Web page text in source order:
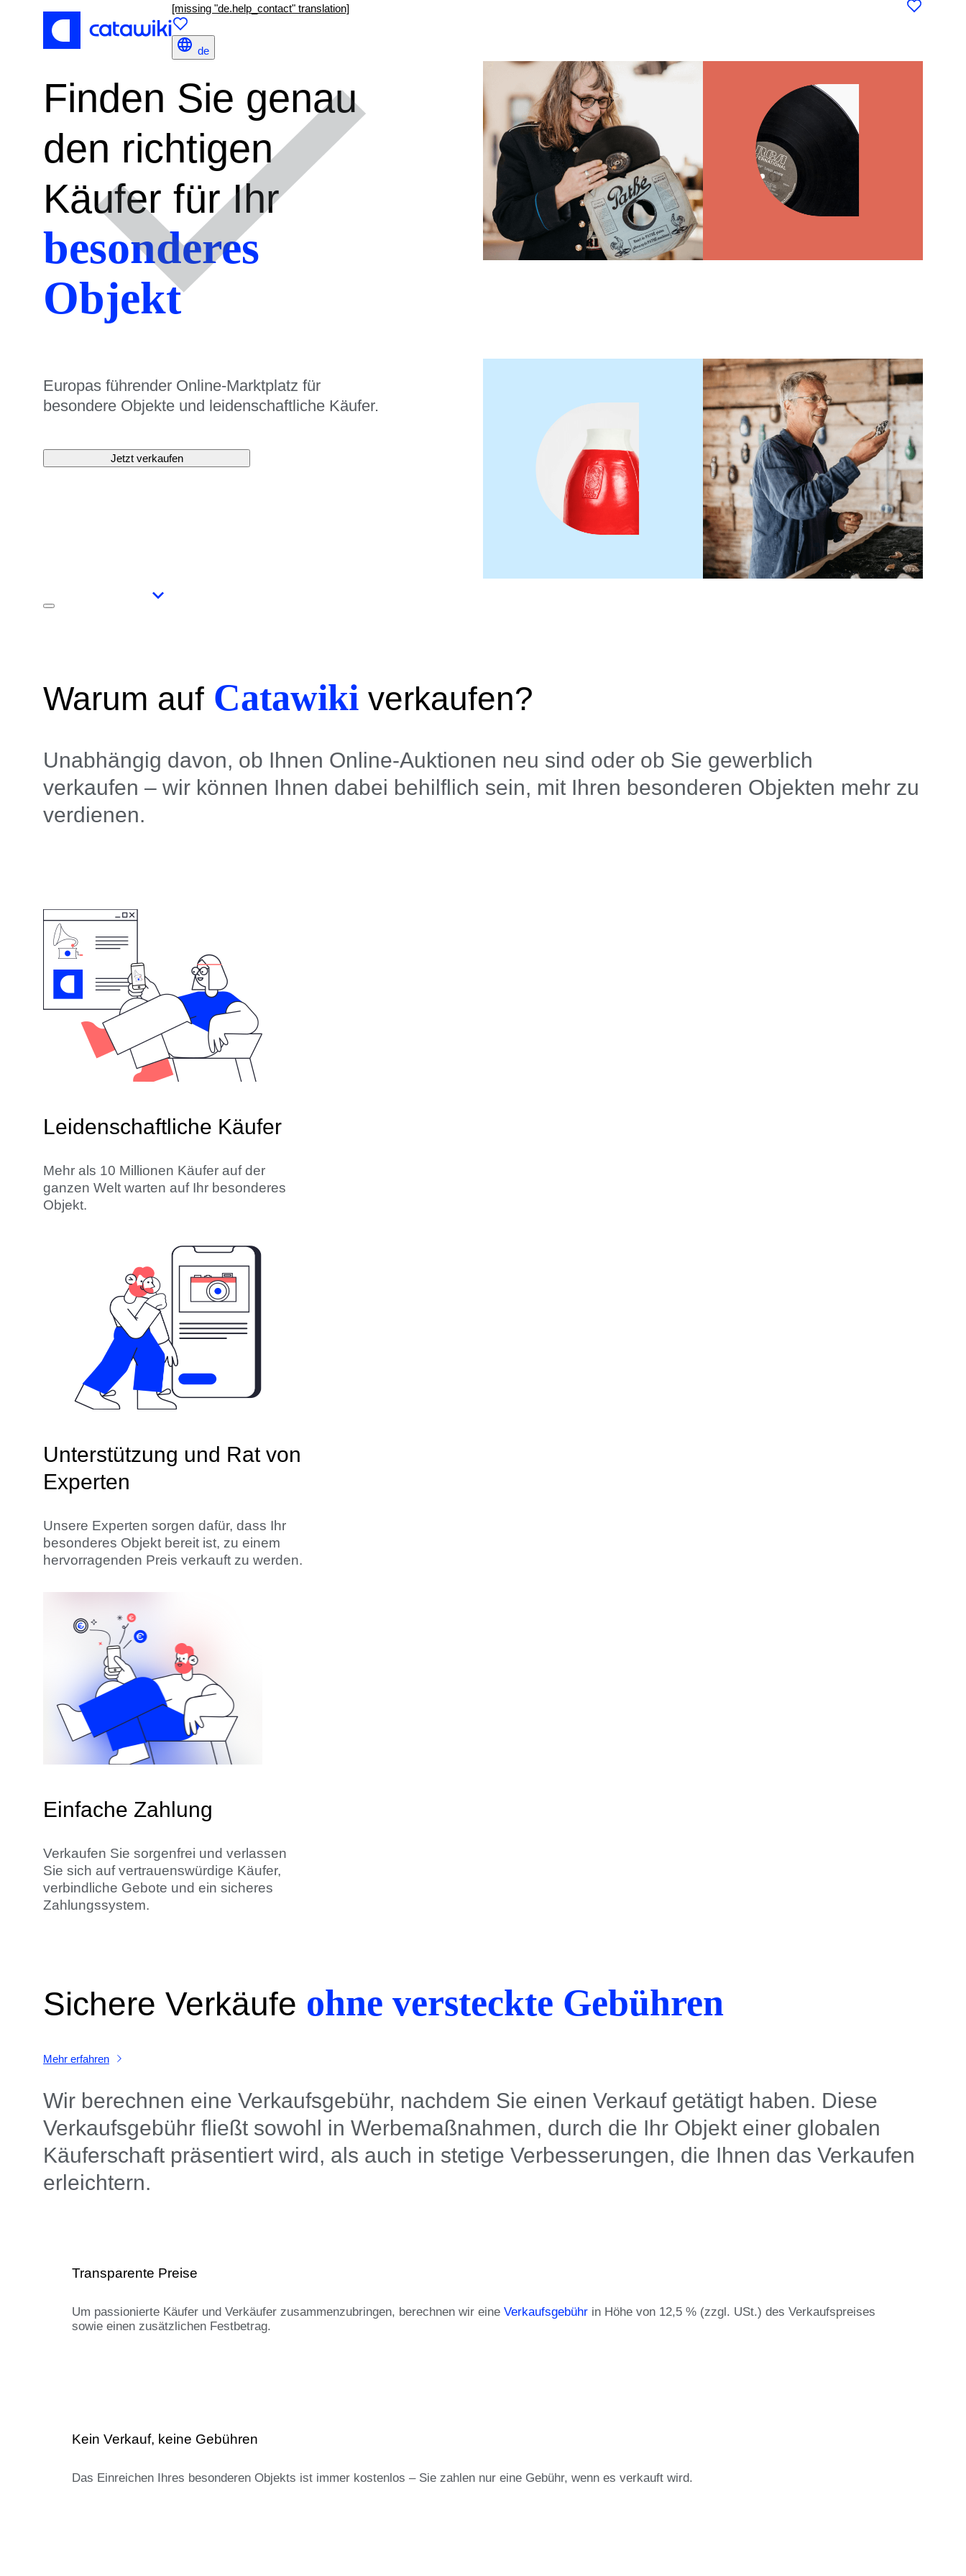
[missing "de.help_contact" translation]
de
Finden Sie genau
den richtigen
Käufer für Ihr
besonderes
Objekt
Europas führender Online-Marktplatz für
besondere Objekte und leidenschaftliche Käufer.
Jetzt verkaufen
Warum auf Catawiki verkaufen?
Unabhängig davon, ob Ihnen Online-Auktionen neu sind oder ob Sie gewerblich
verkaufen – wir können Ihnen dabei behilflich sein, mit Ihren besonderen Objekten mehr zu
verdienen.
Leidenschaftliche Käufer
Mehr als 10 Millionen Käufer auf der
ganzen Welt warten auf Ihr besonderes
Objekt.
Unterstützung und Rat von
Experten
Unsere Experten sorgen dafür, dass Ihr
besonderes Objekt bereit ist, zu einem
hervorragenden Preis verkauft zu werden.
Einfache Zahlung
Verkaufen Sie sorgenfrei und verlassen
Sie sich auf vertrauenswürdige Käufer,
verbindliche Gebote und ein sicheres
Zahlungssystem.
Sichere Verkäufe ohne versteckte Gebühren
Mehr erfahren
Wir berechnen eine Verkaufsgebühr, nachdem Sie einen Verkauf getätigt haben. Diese
Verkaufsgebühr fließt sowohl in Werbemaßnahmen, durch die Ihr Objekt einer globalen
Käuferschaft präsentiert wird, als auch in stetige Verbesserungen, die Ihnen das Verkaufen
erleichtern.
Transparente Preise
Um passionierte Käufer und Verkäufer zusammenzubringen, berechnen wir eine Verkaufsgebühr in Höhe von 12,5 % (zzgl. USt.) des Verkaufspreises
sowie einen zusätzlichen Festbetrag.
Kein Verkauf, keine Gebühren
Das Einreichen Ihres besonderen Objekts ist immer kostenlos – Sie zahlen nur eine Gebühr, wenn es verkauft wird.